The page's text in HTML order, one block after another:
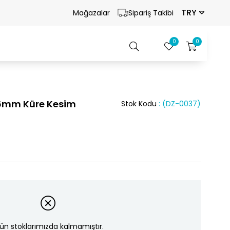
Mağazalar Sipariş Takibi TRY
0
0
Küre Kesim (DZ-0037)
Stok Kodu
stoklarımızda kalmamıştır.